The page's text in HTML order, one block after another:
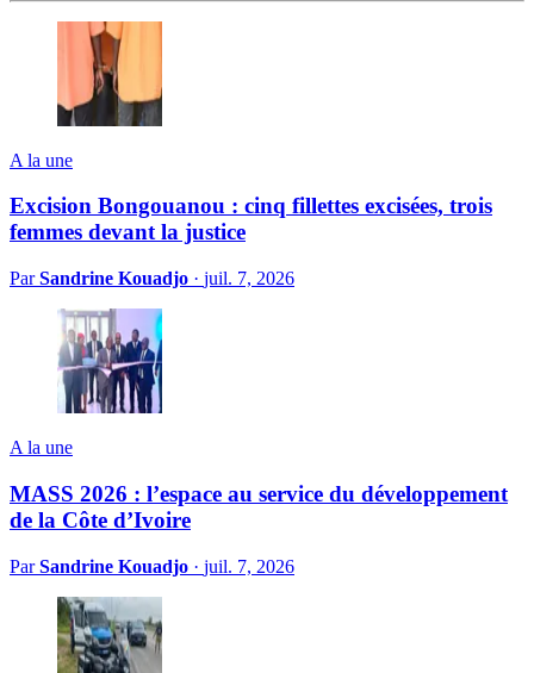
A la une
Excision Bongouanou : cinq fillettes excisées, trois
femmes devant la justice
ParSandrine Kouadjo · juil. 7, 2026
A la une
MASS 2026 : l’espace au service du développement
de la Côte d’Ivoire
ParSandrine Kouadjo · juil. 7, 2026